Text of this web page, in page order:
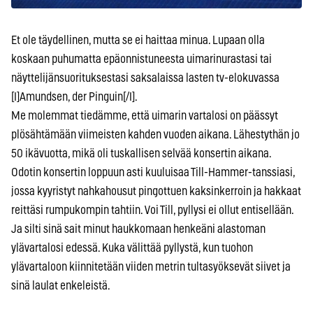
Et ole täydellinen, mutta se ei haittaa minua. Lupaan olla
koskaan puhumatta epäonnistuneesta uimarinurastasi tai
näyttelijänsuorituksestasi saksalaissa lasten tv-elokuvassa
[I]Amundsen, der Pinguin[/I].
Me molemmat tiedämme, että uimarin vartalosi on päässyt
plösähtämään viimeisten kahden vuoden aikana. Lähestythän jo
50 ikävuotta, mikä oli tuskallisen selvää konsertin aikana.
Odotin konsertin loppuun asti kuuluisaa Till-Hammer-tanssiasi,
jossa kyyristyt nahkahousut pingottuen kaksinkerroin ja hakkaat
reittäsi rumpukompin tahtiin. Voi Till, pyllysi ei ollut entisellään.
Ja silti sinä sait minut haukkomaan henkeäni alastoman
ylävartalosi edessä. Kuka välittää pyllystä, kun tuohon
ylävartaloon kiinnitetään viiden metrin tultasyöksevät siivet ja
sinä laulat enkeleistä.